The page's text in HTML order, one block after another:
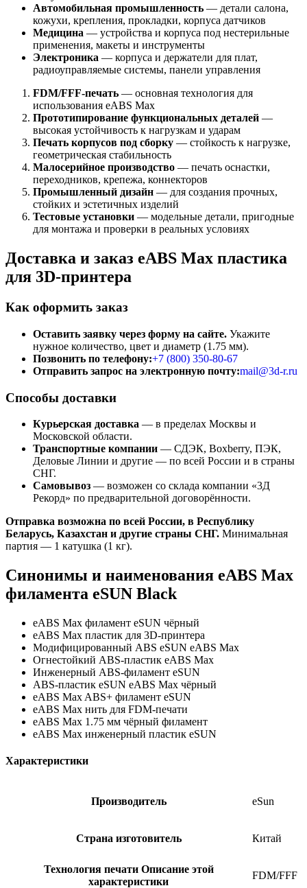
Автомобильная промышленность — детали салона,
кожухи, крепления, прокладки, корпуса датчиков
Медицина — устройства и корпуса под нестерильные
применения, макеты и инструменты
Электроника — корпуса и держатели для плат,
радиоуправляемые системы, панели управления
FDM/FFF-печать — основная технология для
использования eABS Max
Прототипирование функциональных деталей —
высокая устойчивость к нагрузкам и ударам
Печать корпусов под сборку — стойкость к нагрузке,
геометрическая стабильность
Малосерийное производство — печать оснастки,
переходников, крепежа, коннекторов
Промышленный дизайн — для создания прочных,
стойких и эстетичных изделий
Тестовые установки — модельные детали, пригодные
для монтажа и проверки в реальных условиях
Доставка и заказ eABS Max пластика
для 3D-принтера
Как оформить заказ
Оставить заявку через форму на сайте. Укажите
нужное количество, цвет и диаметр (1.75 мм).
Позвонить по телефону:+7 (800) 350-80-67
Отправить запрос на электронную почту:mail@3d-r.ru
Способы доставки
Курьерская доставка — в пределах Москвы и
Московской области.
Транспортные компании — СДЭК, Boxberry, ПЭК,
Деловые Линии и другие — по всей России и в страны
СНГ.
Самовывоз — возможен со склада компании «3Д
Рекорд» по предварительной договорённости.
Отправка возможна по всей России, в Республику
Беларусь, Казахстан и другие страны СНГ. Минимальная
партия — 1 катушка (1 кг).
Синонимы и наименования eABS Max
филамента eSUN Black
eABS Max филамент eSUN чёрный
eABS Max пластик для 3D-принтера
Модифицированный ABS eSUN eABS Max
Огнестойкий ABS-пластик eABS Max
Инженерный ABS-филамент eSUN
ABS-пластик eSUN eABS Max чёрный
eABS Max ABS+ филамент eSUN
eABS Max нить для FDM-печати
eABS Max 1.75 мм чёрный филамент
eABS Max инженерный пластик eSUN
Характеристики
Производитель eSun
Страна изготовитель Китай
Технология печати Описание этой
характеристики
FDM/FFF